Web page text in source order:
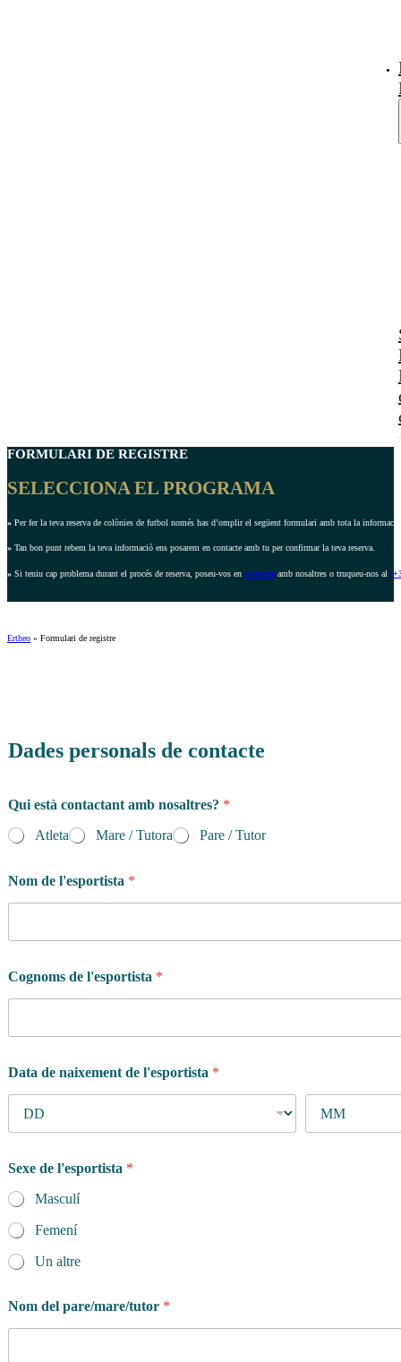
FORMULARI DE REGISTRE
SELECCIONA EL PROGRAMA
» Per fer la teva reserva de colònies de futbol només has d’omplir el següent formulari amb tota la
» Tan bon punt rebem la teva informació ens posarem en contacte amb tu per confirmar la teva reserva.
» Si teniu cap problema durant el procés de reserva, poseu-vos en contacte amb nosaltres o truqueu-nos al
Ertheo » Formulari de registre
Dades personals de contacte
Qui està contactant amb nosaltres? *
Atleta
Mare / Tutora Pare / Tutor
Nom de l'esportista *
Cognoms de l'esportista *
Data de naixement de l'esportista *
Sexe de l'esportista *
Masculí
Femení
Un altre
Nom del pare/mare/tutor *